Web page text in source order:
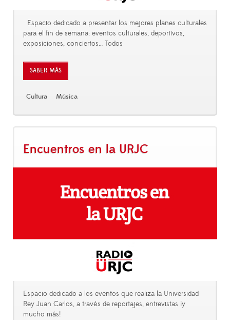
Espacio dedicado a presentar los mejores planes culturales
para el fin de semana: eventos culturales, deportivos,
exposiciones, conciertos… Todos
SABER MÁS
Cultura Música
Encuentros en la URJC
Espacio dedicado a los eventos que realiza la Universidad
Rey Juan Carlos, a través de reportajes, entrevistas ¡y
mucho más!